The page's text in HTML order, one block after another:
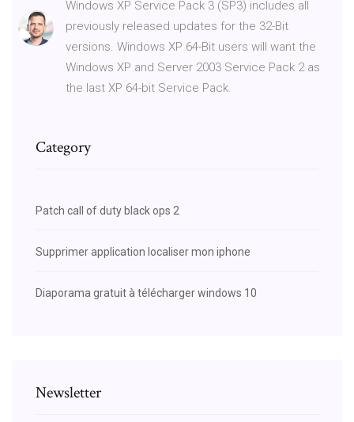
Windows XP Service Pack 3 (SP3) includes all
previously released updates for the 32-Bit
versions. Windows XP 64-Bit users will want the
Windows XP and Server 2003 Service Pack 2 as
the last XP 64-bit Service Pack.
Category
Patch call of duty black ops 2
Supprimer application localiser mon iphone
Diaporama gratuit à télécharger windows 10
Newsletter